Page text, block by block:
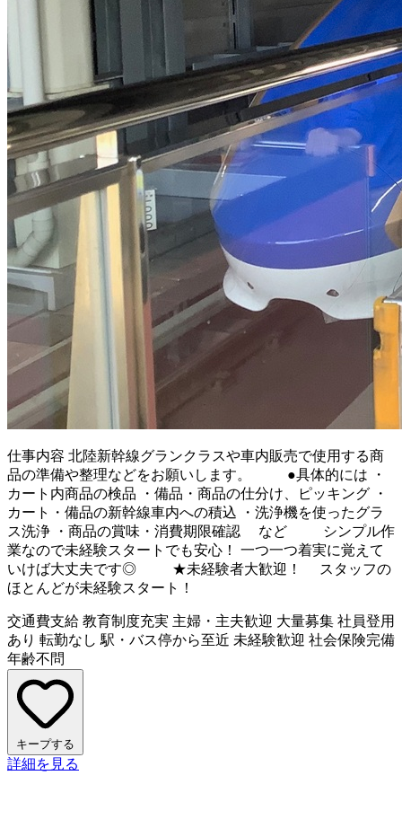
仕事内容 北陸新幹線グランクラスや車内販売で使用する商
品の準備や整理などをお願いします。 ●具体的には ・
カート内商品の検品 ・備品・商品の仕分け、ピッキング ・
カート・備品の新幹線車内への積込 ・洗浄機を使ったグラ
ス洗浄 ・商品の賞味・消費期限確認 など シンプル作
業なので未経験スタートでも安心！ 一つ一つ着実に覚えて
いけば大丈夫です◎ ★未経験者大歓迎！ スタッフの
ほとんどが未経験スタート！
交通費支給 教育制度充実 主婦・主夫歓迎 大量募集 社員登用
あり 転勤なし 駅・バス停から至近 未経験歓迎 社会保険完備
年齢不問
キープする
詳細を見る